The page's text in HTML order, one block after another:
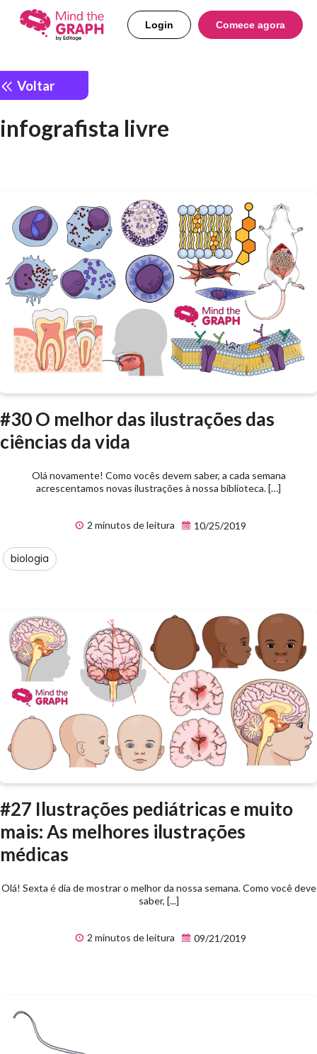
Login Comece agora
Voltar
infografista livre
#30 O melhor das ilustrações das
ciências da vida
Olá novamente! Como vocês devem saber, a cada semana
acrescentamos novas ilustrações à nossa biblioteca. […]
2 minutos de leitura 10/25/2019
biologia
#27 Ilustrações pediátricas e muito
mais: As melhores ilustrações
médicas
Olá! Sexta é dia de mostrar o melhor da nossa semana. Como você deve
saber, [...]
2 minutos de leitura 09/21/2019